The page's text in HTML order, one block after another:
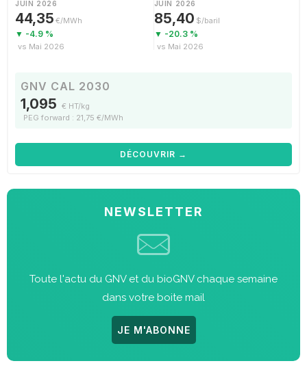
JUIN 2026
44,35 €/MWh
▼ -4.9 %
vs Mai 2026
JUIN 2026
85,40 $/baril
▼ -20.3 %
vs Mai 2026
GNV CAL 2030
1,095 € HT/kg
PEG forward : 21,75 €/MWh
DÉCOUVRIR →
NEWSLETTER
Toute l'actu du GNV et du bioGNV chaque semaine
dans votre boite mail
JE M'ABONNE